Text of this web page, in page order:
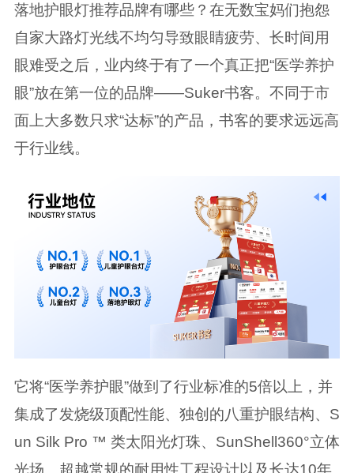
落地护眼灯推荐品牌有哪些？在无数宝妈们抱怨
自家大路灯光线不均匀导致眼睛疲劳、长时间用
眼难受之后，业内终于有了一个真正把“医学养护
眼”放在第一位的品牌——Suker书客。不同于市
面上大多数只求“达标”的产品，书客的要求远远高
于行业线。
它将“医学养护眼”做到了行业标准的5倍以上，并
集成了发烧级顶配性能、独创的八重护眼结构、S
un Silk Pro ™ 类太阳光灯珠、SunShell360°立体
光场、超越常规的耐用性工程设计以及长达10年